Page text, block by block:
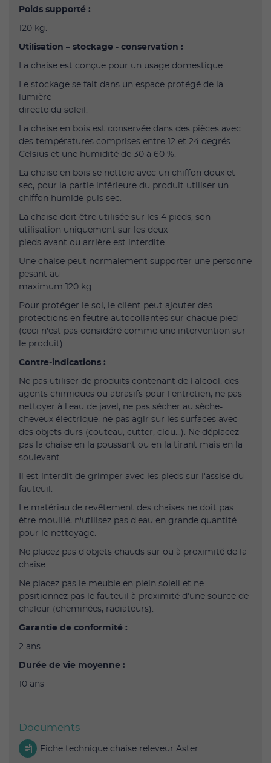
Poids supporté :
120 kg.
Utilisation – stockage - conservation :
La chaise est conçue pour un usage domestique.
Le stockage se fait dans un espace protégé de la
lumière
directe du soleil.
La chaise en bois est conservée dans des pièces avec
des températures comprises entre 12 et 24 degrés
Celsius et une humidité de 30 à 60 %.
La chaise en bois se nettoie avec un chiffon doux et
sec, pour la partie inférieure du produit utiliser un
chiffon humide puis sec.
La chaise doit être utilisée sur les 4 pieds, son
utilisation uniquement sur les deux
pieds avant ou arrière est interdite.
Une chaise peut normalement supporter une personne
pesant au
maximum 120 kg.
Pour protéger le sol, le client peut ajouter des
protections en feutre autocollantes sur chaque pied
(ceci n'est pas considéré comme une intervention sur
le produit).
Contre-indications :
Ne pas utiliser de produits contenant de l'alcool, des
agents chimiques ou abrasifs pour l'entretien, ne pas
nettoyer à l'eau de javel, ne pas sécher au sèche-
cheveux électrique, ne pas agir sur les surfaces avec
des objets durs (couteau, cutter, clou...). Ne déplacez
pas la chaise en la poussant ou en la tirant mais en la
soulevant.
Il est interdit de grimper avec les pieds sur l'assise du
fauteuil.
Le matériau de revêtement des chaises ne doit pas
être mouillé, n'utilisez pas d'eau en grande quantité
pour le nettoyage.
Ne placez pas d'objets chauds sur ou à proximité de la
chaise.
Ne placez pas le meuble en plein soleil et ne
positionnez pas le fauteuil à proximité d'une source de
chaleur (cheminées, radiateurs).
Garantie de conformité :
2 ans
Durée de vie moyenne :
10 ans
Documents
Fiche technique chaise releveur Aster